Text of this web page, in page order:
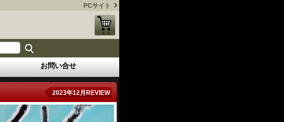
PCサイト
お問い合せ
2023年12月REVIEW